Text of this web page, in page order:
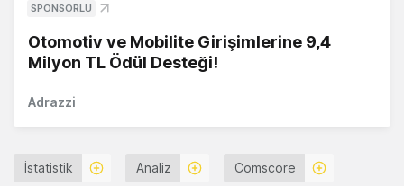
SPONSORLU
Otomotiv ve Mobilite Girişimlerine 9,4
Milyon TL Ödül Desteği!
Adrazzi
İstatistik Analiz Comscore